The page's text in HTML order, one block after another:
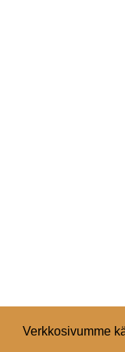
Verkkosivumme